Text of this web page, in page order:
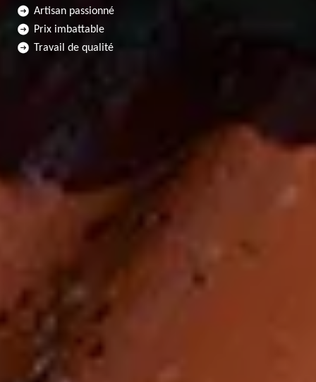
Artisan passionné
Prix imbattable
Travail de qualité